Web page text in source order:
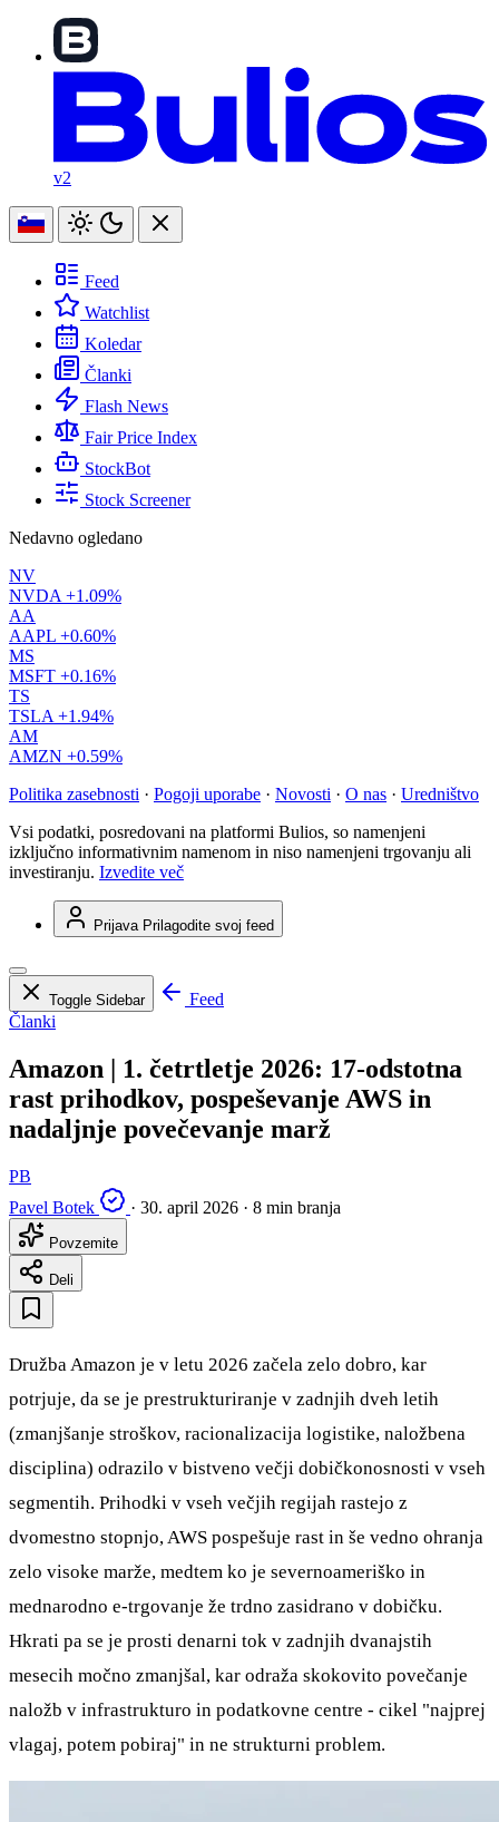
v2
Feed
Watchlist
Koledar
Članki
Flash News
Fair Price Index
StockBot
Stock Screener
Nedavno ogledano
NV
NVDA +1.09%
AA
AAPL +0.60%
MS
MSFT +0.16%
TS
TSLA +1.94%
AM
AMZN +0.59%
Politika zasebnosti · Pogoji uporabe · Novosti · O nas · Uredništvo
Vsi podatki, posredovani na platformi Bulios, so namenjeni
izključno informativnim namenom in niso namenjeni trgovanju ali
investiranju. Izvedite več
Prijava Prilagodite svoj feed
Toggle Sidebar
Feed
Članki
Amazon | 1. četrtletje 2026: 17-odstotna
rast prihodkov, pospeševanje AWS in
nadaljnje povečevanje marž
PB
Pavel Botek
· 30. april 2026 · 8 min branja
Povzemite
Deli
Družba Amazon je v letu 2026 začela zelo dobro, kar
potrjuje, da se je prestrukturiranje v zadnjih dveh letih
(zmanjšanje stroškov, racionalizacija logistike, naložbena
disciplina) odrazilo v bistveno večji dobičkonosnosti v vseh
segmentih. Prihodki v vseh večjih regijah rastejo z
dvomestno stopnjo, AWS pospešuje rast in še vedno ohranja
zelo visoke marže, medtem ko je severnoameriško in
mednarodno e-trgovanje že trdno zasidrano v dobičku.
Hkrati pa se je prosti denarni tok v zadnjih dvanajstih
mesecih močno zmanjšal, kar odraža skokovito povečanje
naložb v infrastrukturo in podatkovne centre - cikel "najprej
vlagaj, potem pobiraj" in ne strukturni problem.